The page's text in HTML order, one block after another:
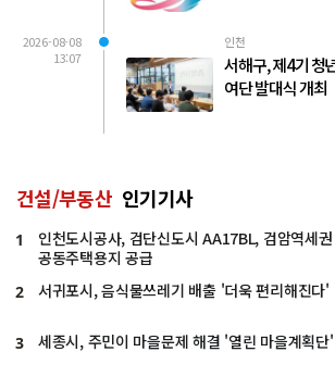
2026-08-08
13:07
인천
서해구, 제4기 청
여단 발대식 개최
건설/부동산 인기기사
1
인천도시공사, 검단신도시 AA17BL, 검암역세
공동주택용지 공급
2 서귀포시, 음식물쓰레기 배출 '더욱 편리해진다'
3 세종시, 주민이 마을문제 해결 '열린 마을계획단